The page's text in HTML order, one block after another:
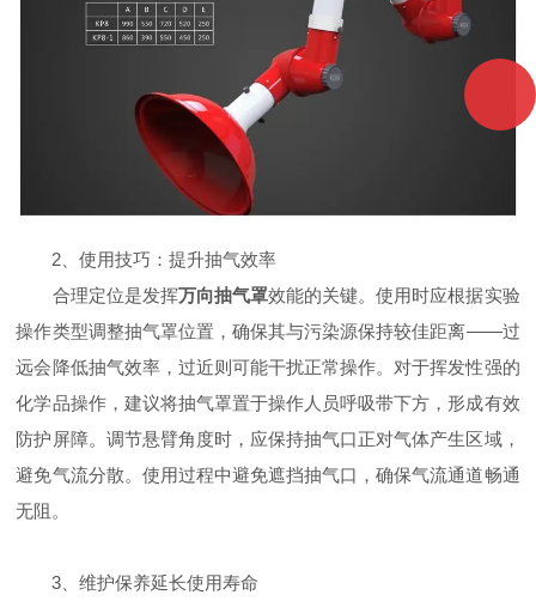
​​2、使用技巧：提升抽气效率​​
合理定位是发挥万向抽气罩效能的关键。使用时应根据实验
操作类型调整抽气罩位置，确保其与污染源保持较佳距离——过
远会降低抽气效率，过近则可能干扰正常操作。对于挥发性强的
化学品操作，建议将抽气罩置于操作人员呼吸带下方，形成有效
防护屏障。调节悬臂角度时，应保持抽气口正对气体产生区域，
避免气流分散。使用过程中避免遮挡抽气口，确保气流通道畅通
无阻。
3、​​维护保养延长使用寿命​​